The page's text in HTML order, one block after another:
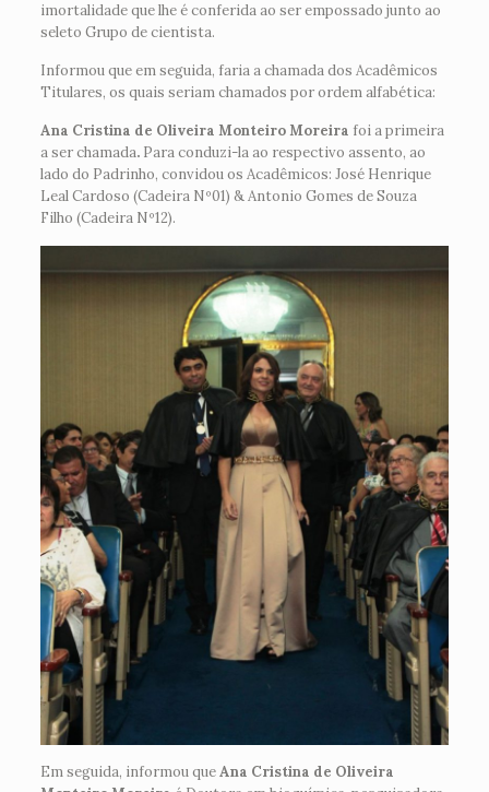
imortalidade que lhe é conferida ao ser empossado junto ao
seleto Grupo de cientista.
Informou que em seguida, faria a chamada dos Acadêmicos
Titulares, os quais seriam chamados por ordem alfabética:
Ana Cristina de Oliveira Monteiro Moreira foi a primeira
a ser chamada. Para conduzi-la ao respectivo assento, ao
lado do Padrinho, convidou os Acadêmicos: José Henrique
Leal Cardoso (Cadeira Nº01) & Antonio Gomes de Souza
Filho (Cadeira Nº12).
Em seguida, informou queAna Cristina de Oliveira